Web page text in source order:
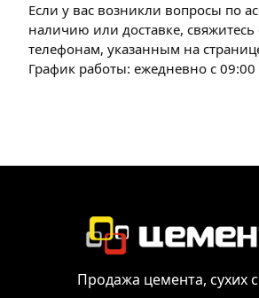
Если у вас возникли вопросы по
наличию или доставке,
телефонам, указанным на
График работы: ежедневно с 09:00
Продажа цемента, сухих